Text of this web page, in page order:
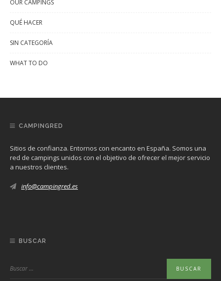
OUR CAMPINGS
QUÉ HACER
SIN CATEGORÍA
WHAT TO DO
CAMPINGRED
Sitios de confianza. Entornos con encanto en España. Somos una
red de campings unidos con el objetivo de ofrecer el mejor servicio
a nuestros clientes.
info@campingred.es
BUSCAR